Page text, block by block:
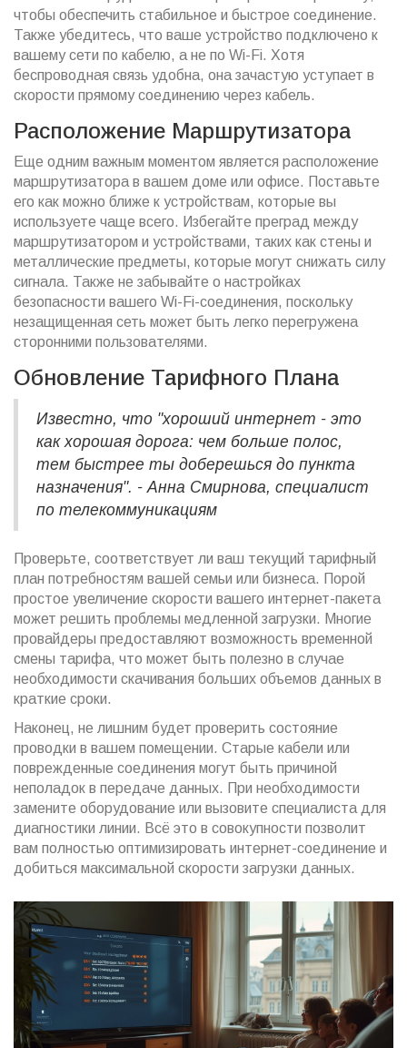
чтобы обеспечить стабильное и быстрое соединение.
Также убедитесь, что ваше устройство подключено к
вашему сети по кабелю, а не по Wi-Fi. Хотя
беспроводная связь удобна, она зачастую уступает в
скорости прямому соединению через кабель.
Расположение Маршрутизатора
Еще одним важным моментом является расположение
маршрутизатора в вашем доме или офисе. Поставьте
его как можно ближе к устройствам, которые вы
используете чаще всего. Избегайте преград между
маршрутизатором и устройствами, таких как стены и
металлические предметы, которые могут снижать силу
сигнала. Также не забывайте о настройках
безопасности вашего Wi-Fi-соединения, поскольку
незащищенная сеть может быть легко перегружена
сторонними пользователями.
Обновление Тарифного Плана
Известно, что "хороший интернет - это
как хорошая дорога: чем больше полос,
тем быстрее ты доберешься до пункта
назначения". - Анна Смирнова, специалист
по телекоммуникациям
Проверьте, соответствует ли ваш текущий тарифный
план потребностям вашей семьи или бизнеса. Порой
простое увеличение скорости вашего интернет-пакета
может решить проблемы медленной загрузки. Многие
провайдеры предоставляют возможность временной
смены тарифа, что может быть полезно в случае
необходимости скачивания больших объемов данных в
краткие сроки.
Наконец, не лишним будет проверить состояние
проводки в вашем помещении. Старые кабели или
поврежденные соединения могут быть причиной
неполадок в передаче данных. При необходимости
замените оборудование или вызовите специалиста для
диагностики линии. Всё это в совокупности позволит
вам полностью оптимизировать интернет-соединение и
добиться максимальной скорости загрузки данных.